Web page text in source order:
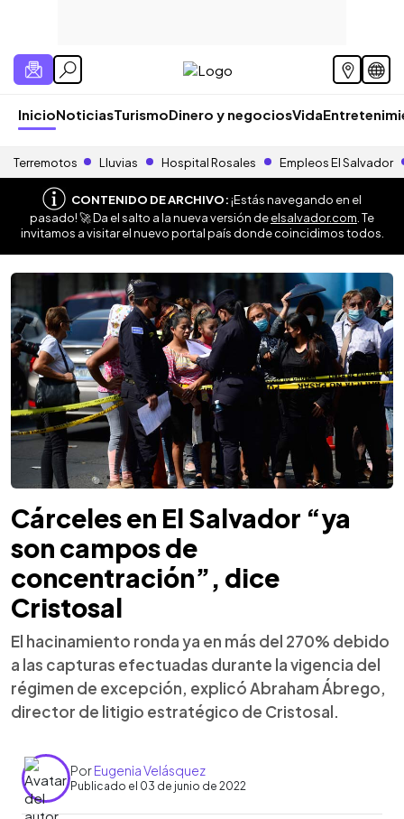
InicioNoticiasTurismoDinero y negociosVida
Terremotos Lluvias Hospital Rosales Empleos El Salvador
CONTENIDO DE ARCHIVO:¡Estás navegando en el
pasado! 🚀 Da el salto a la nueva versión deelsalvador.com . Te
invitamos a visitar el nuevo portal país donde coincidimos todos.
Cárceles en El Salvador “ya
son campos de
concentración”, dice
Cristosal
El hacinamiento ronda ya en más del 270% debido
a las capturas efectuadas durante la vigencia del
régimen de excepción, explicó Abraham Ábrego,
director de litigio estratégico de Cristosal.
PorEugenia Velásquez
Publicado el 03 de junio de 2022